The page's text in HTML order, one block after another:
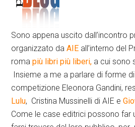
Sono appena uscito dall’incontro
organizzato daAIE all’interno del
romapiù libri più liberi, a cui sono
Insieme a me a parlare di forme
competizione Eleonora Gandini,
Lulu, Cristina Mussinelli di AIE e
Come le case editrici possono far